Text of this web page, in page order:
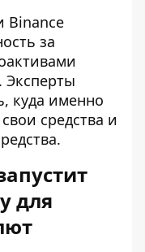
Binance
за
Эксперты
куда именно
средства и
для